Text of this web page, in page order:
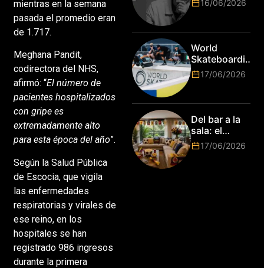
mientras en la semana
pasada el promedio eran
de 1.717.
Meghana Pandit,
codirectora del NHS,
afirmó: “El número de
pacientes hospitalizados
con gripe es
extremadamente alto
para esta época del año”.
Según la Salud Pública
de Escocia, que vigila
las enfermedades
respiratorias y virales de
ese reino, en los
hospitales se han
registrado 986 ingresos
durante la primera
top del
Jim Stengel
primer Lions
Laureate for
Marketing
16/06/2026
World
Skateboarding
Tour:
¡Resultados
Mundo de
Park de Roma
2026!
17/06/2026
Del bar a la
sala: el
Mundial
2026 vuelve
17/06/2026